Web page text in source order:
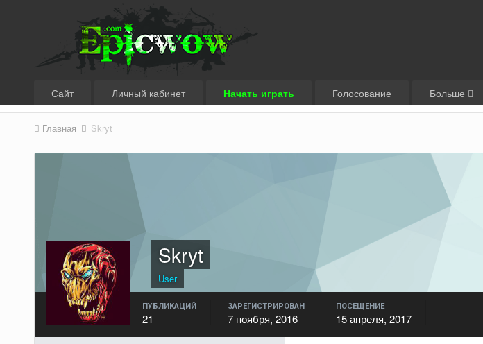
Сайт Личный кабинет Начать играть Голосование Больше
Главная Skryt
Skryt
User
ПУБЛИКАЦИЙ
21
ЗАРЕГИСТРИРОВАН
7 ноября, 2016
ПОСЕЩЕНИЕ
15 апреля, 2017